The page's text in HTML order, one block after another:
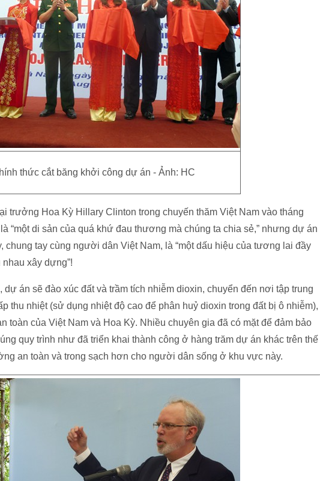
thức cắt băng khởi công dự án - Ảnh: HC
trưởng Hoa Kỳ Hillary Clinton trong chuyến thăm Việt Nam vào tháng
“một di sản của quá khứ đau thương mà chúng ta chia sẻ,” nhưng dự án
chung tay cùng người dân Việt Nam, là “một dấu hiệu của tương lai đầy
xây dựng”!
dự án sẽ đào xúc đất và trầm tích nhiễm dioxin, chuyển đến nơi tập trung
thu nhiệt (sử dụng nhiệt độ cao để phân huỷ dioxin trong đất bị ô nhiễm),
toàn của Việt Nam và Hoa Kỳ. Nhiều chuyên gia đã có mặt để đảm bảo
quy trình như đã triển khai thành công ở hàng trăm dự án khác trên thế
an toàn và trong sạch hơn cho người dân sống ở khu vực này.